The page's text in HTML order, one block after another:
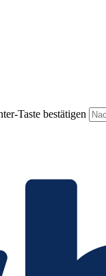
Taste bestätigen